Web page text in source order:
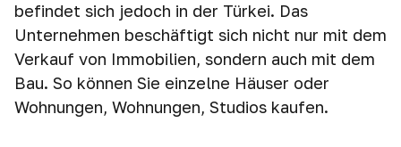
befindet sich jedoch in der Türkei. Das
Unternehmen beschäftigt sich nicht nur mit dem
Verkauf von Immobilien, sondern auch mit dem
Bau. So können Sie einzelne Häuser oder
Wohnungen, Wohnungen, Studios kaufen.